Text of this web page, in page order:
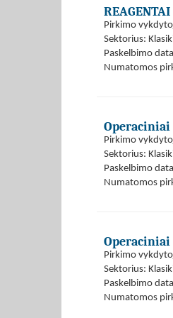
Pirkimo
Sektorius:
Paskelbimo
Numatomos
Pirkimo
Sektorius:
Paskelbimo
Numatomos
Pirkimo
Sektorius:
Paskelbimo
Numatomos